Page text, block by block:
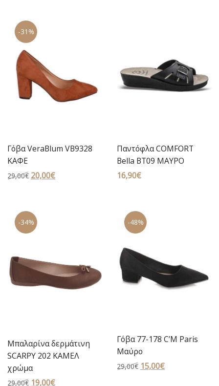
49,00€.
-31%
Γόβα VeraBlum VB9328
ΚΑΦΕ
29,00€ Original
29,00€.
20,00€Η
Παντόφλα COMFORT
Bella BT09 ΜΑΥΡΟ
16,90€
-34%
Μπαλαρίνα δερμάτινη
SCARPY 202 ΚΑΜΕΛ
χρώμα
29,00€ Original
19,00€Η
-48%
Γόβα 77-178 C’M Paris
Μαύρο
29,00€ Original
15,00€Η